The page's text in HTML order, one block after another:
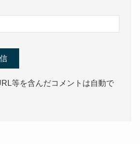
等を含んだコメントは自動で